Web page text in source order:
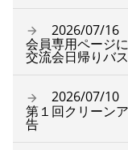
2026/07/16
会員専用ページ
交流会日帰りバ
2026/07/10
第１回クリーン
告